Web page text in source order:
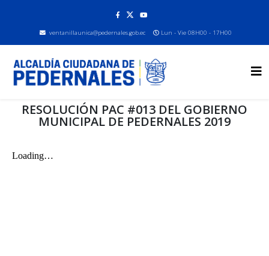
ventanillaunica@pedernales.gob.ec Lun - Vie 08H00 - 17H00
RESOLUCIÓN PAC #013 DEL GOBIERNO
MUNICIPAL DE PEDERNALES 2019